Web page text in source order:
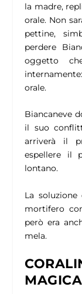
la madre,
orale. Non
pettine,
perdere
oggetto
orale.
Biancaneve
il suo
arriverà il
espellere il
lontano.
La
mortifero
però era
mela.
MAGICA